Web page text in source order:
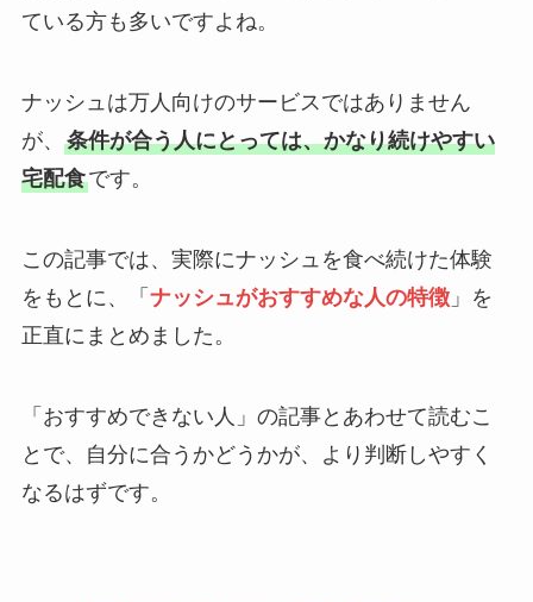
ている方も多いですよね。
ナッシュは万人向けのサービスではありません
が、 条件が合う人にとっては、かなり続けやすい
宅配食です。
この記事では、実際にナッシュを食べ続けた体験
をもとに、「 ナッシュがおすすめな人の特徴」を
正直にまとめました。
「おすすめできない人」の記事とあわせて読むこ
とで、自分に合うかどうかが、より判断しやすく
なるはずです。